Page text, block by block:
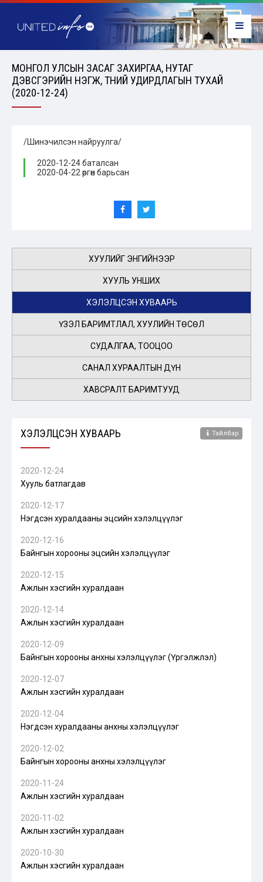
МОНГОЛ УЛСЫН ЗАСАГ ЗАХИРГАА, НУТАГ
ДЭВСГЭРИЙН НЭГЖ, ТҮҮНИЙ УДИРДЛАГЫН ТУХАЙ
(2020-12-24)
/Шинэчилсэн найруулга/
2020-12-24 баталсан
2020-04-22 өргөн барьсан
ХУУЛИЙГ ЭНГИЙНЭЭР
ХУУЛЬ УНШИХ
ХЭЛЭЛЦСЭН ХУВААРЬ
ҮЗЭЛ БАРИМТЛАЛ, ХУУЛИЙН ТӨСӨЛ
СУДАЛГАА, ТООЦОО
САНАЛ ХУРААЛТЫН ДҮН
ХАВСРАЛТ БАРИМТУУД
ХЭЛЭЛЦСЭН ХУВААРЬ Тайлбар
2020-12-24
Хууль батлагдав
2020-12-17
Нэгдсэн хуралдааны эцсийн хэлэлцүүлэг
2020-12-16
Байнгын хорооны эцсийн хэлэлцүүлэг
2020-12-15
Ажлын хэсгийн хуралдаан
2020-12-14
Ажлын хэсгийн хуралдаан
2020-12-09
Байнгын хорооны анхны хэлэлцүүлэг (Үргэлжлэл)
2020-12-07
Ажлын хэсгийн хуралдаан
2020-12-04
Нэгдсэн хуралдааны анхны хэлэлцүүлэг
2020-12-02
Байнгын хорооны анхны хэлэлцүүлэг
2020-11-24
Ажлын хэсгийн хуралдаан
2020-11-02
Ажлын хэсгийн хуралдаан
2020-10-30
Ажлын хэсгийн хуралдаан